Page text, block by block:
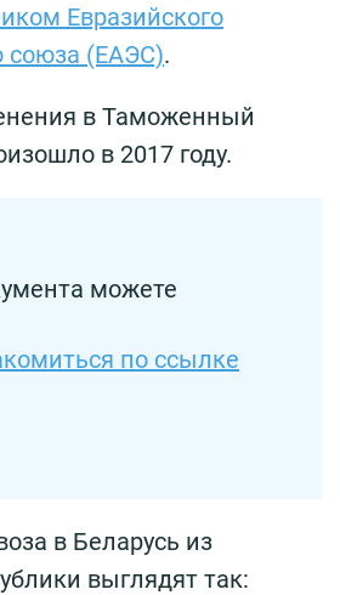
Евразийского
союза (ЕАЭС).
в Таможенный
в 2017 году.
можете
по ссылке
в Беларусь из
выглядят так: